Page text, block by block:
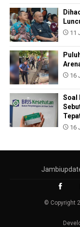
11
16
Soal
16
© Copyright